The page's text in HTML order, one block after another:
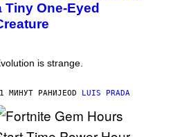
Tiny One-Eyed
is strange.
МИНУТ РАНИЈЕOD LUIS PRADA